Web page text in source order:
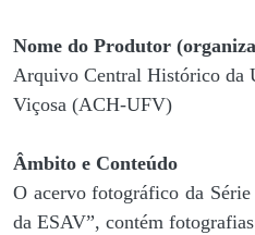
Nome do Produtor
Arquivo Central Histórico da
Viçosa (ACH-UFV)
Âmbito e Conteúdo
O acervo fotográfico da
da ESAV”, contém